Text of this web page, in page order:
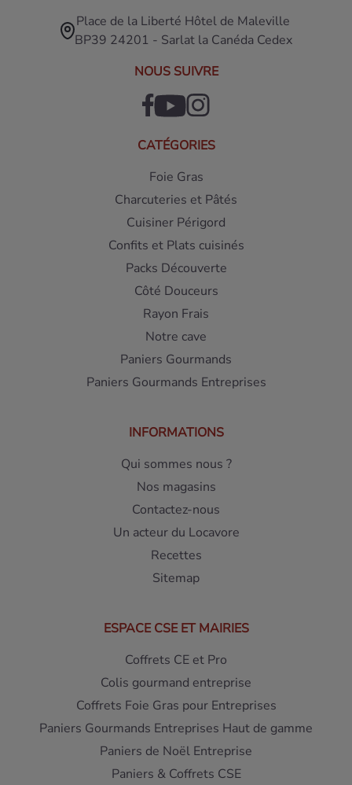
Place de la Liberté Hôtel de Maleville
BP39 24201 - Sarlat la Canéda Cedex
NOUS SUIVRE
CATÉGORIES
Foie Gras
Charcuteries et Pâtés
Cuisiner Périgord
Confits et Plats cuisinés
Packs Découverte
Côté Douceurs
Rayon Frais
Notre cave
Paniers Gourmands
Paniers Gourmands Entreprises
INFORMATIONS
Qui sommes nous ?
Nos magasins
Contactez-nous
Un acteur du Locavore
Recettes
Sitemap
ESPACE CSE ET MAIRIES
Coffrets CE et Pro
Colis gourmand entreprise
Coffrets Foie Gras pour Entreprises
Paniers Gourmands Entreprises Haut de gamme
Paniers de Noël Entreprise
Paniers & Coffrets CSE